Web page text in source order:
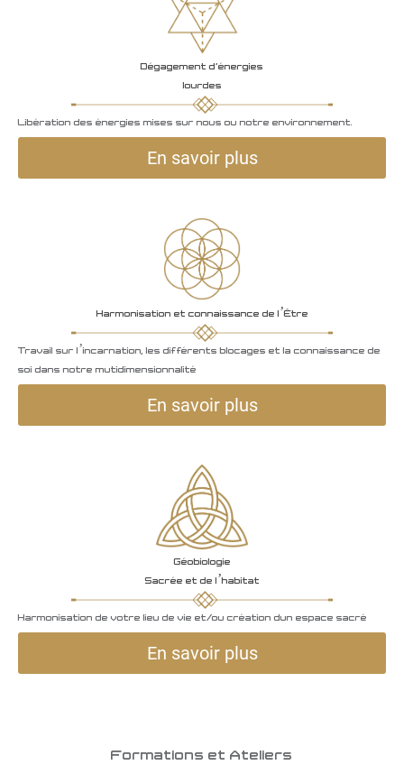
Dégagement d'énergies
lourdes
Libération des énergies mises sur nous ou notre environnement.
En savoir plus
Harmonisation et connaissance de l’Être
Travail sur l’incarnation, les différents blocages et la connaissance de
soi dans notre mutidimensionnalité
En savoir plus
Géobiologie
Sacrée et de l’habitat
Harmonisation de votre lieu de vie et/ou création dun espace sacré
En savoir plus
Formations et Ateliers